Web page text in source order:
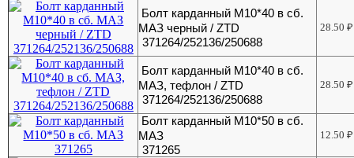
Болт карданный М10*40 в сб.
МАЗ черный / ZTD
371264/252136/250688
28.50₽
Болт карданный М10*40 в сб.
МАЗ, тефлон / ZTD
371264/252136/250688
28.50₽
Болт карданный М10*50 в сб.
МАЗ
371265
12.50₽